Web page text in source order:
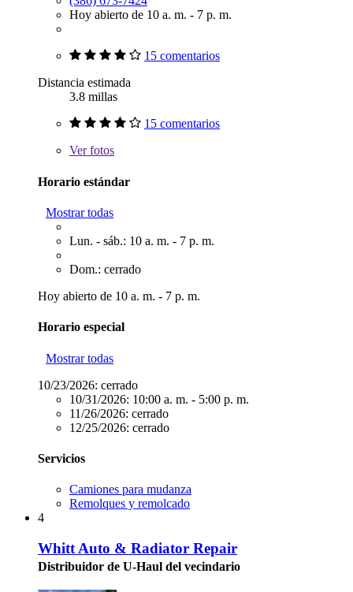
Hoy abierto de 10 a. m. - 7 p. m.
15 comentarios
Distancia estimada
3.8 millas
15 comentarios
Verfotos
Horario estándar
Mostrar todas
Lun. - sáb.: 10 a. m. - 7 p. m.
Dom.: cerrado
Hoy abierto de 10 a. m. - 7 p. m.
Horario especial
Mostrar todas
10/23/2026: cerrado
10/31/2026: 10:00 a. m. - 5:00 p. m.
11/26/2026: cerrado
12/25/2026: cerrado
Servicios
Camiones para mudanza
Remolques y remolcado
4
Whitt Auto & Radiator Repair
Distribuidor de U-Haul del vecindario